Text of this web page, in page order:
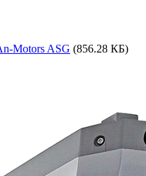
Motors ASG (856.28 КБ)